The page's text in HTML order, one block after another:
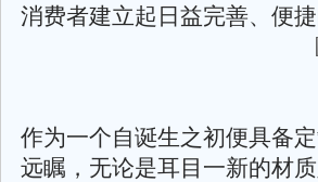
消费者建立起日益完善、便捷
作为一个自诞生之初便具备
远瞩，无论是耳目一新的材